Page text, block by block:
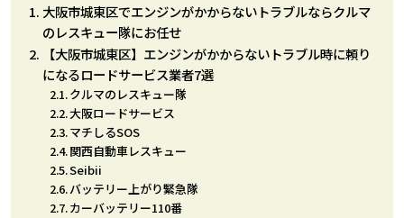
大阪市城東区でエンジンがかからないトラブルならクルマ
のレスキュー隊にお任せ
【大阪市城東区】エンジンがかからないトラブル時に頼り
になるロードサービス業者7選
クルマのレスキュー隊
大阪ロードサービス
マチしるSOS
関西自動車レスキュー
Seibii
バッテリー上がり緊急隊
カーバッテリー110番